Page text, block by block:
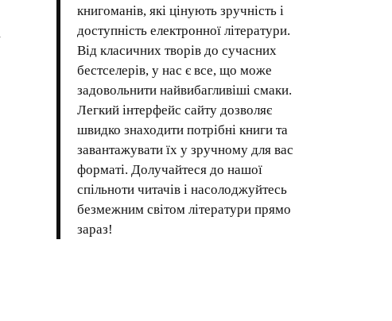
книгоманів, які цінують зручність і
доступність електронної літератури.
Від класичних творів до сучасних
бестселерів, у нас є все, що може
задовольнити найвибагливіші смаки.
Легкий інтерфейс сайту дозволяє
швидко знаходити потрібні книги та
завантажувати їх у зручному для вас
форматі. Долучайтеся до нашої
спільноти читачів і насолоджуйтесь
безмежним світом літератури прямо
зараз!